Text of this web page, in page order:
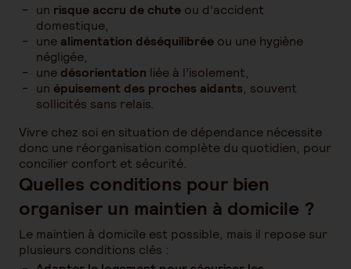
un risque accru de chute ou d’accident
domestique,
une alimentation déséquilibrée ou une hygiène
négligée,
une désorientation liée à l’isolement,
un épuisement des proches aidants, souvent
sollicités sans relais.
Vivre chez soi en situation de dépendance nécessite
donc une réorganisation complète du quotidien, pour
concilier confort et sécurité.
Quelles conditions pour bien
organiser un maintien à domicile ?
Le maintien à domicile est possible, mais il repose sur
plusieurs conditions clés :